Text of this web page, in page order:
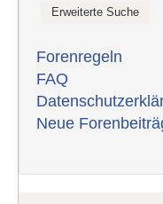
Forenregeln
FAQ
Neue